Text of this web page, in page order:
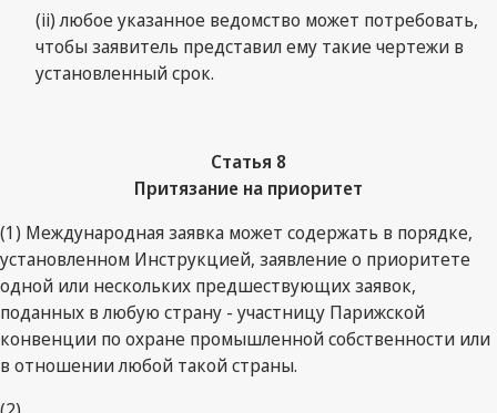
(ii) любое указанное ведомство может потребовать,
чтобы заявитель представил ему такие чертежи в
установленный срок.
Статья 8
Притязание на приоритет
(1) Международная заявка может содержать в порядке,
установленном Инструкцией, заявление о приоритете
одной или нескольких предшествующих заявок,
поданных в любую страну - участницу Парижской
конвенции по охране промышленной собственности или
в отношении любой такой страны.